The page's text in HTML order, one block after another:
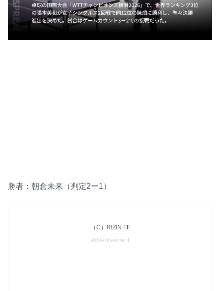
勝者：朝倉未来（判定2ー1）
（C）RIZIN FF
Advertisement